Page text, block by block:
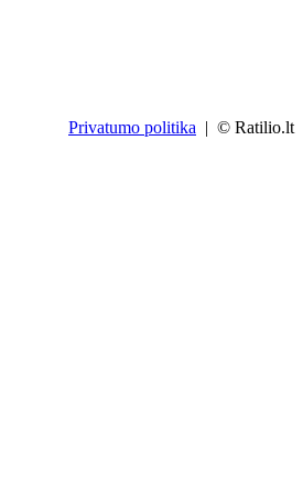
Privatumo politika | © Ratilio.lt